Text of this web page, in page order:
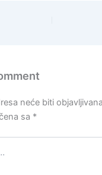
neće biti
sa *